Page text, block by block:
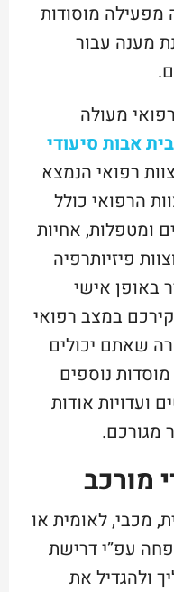
מפעילה מוסודות
מענה עבור
מעולה
בית אבות סיעודי
רפואי הנמצא
הצוות הרפואי כולל
ומטפלות, אחיות
פיזיותרפיה
באופן אישי
במצב רפואי
שאתם יכולים
נוספים
ועדויות אודות
מגורכם.
מורכב
מכבי, לאומית או
עפ”י דרישת
ולהגדיל את